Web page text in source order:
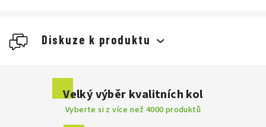
Diskuze k produktu
Přidat komentář
Velký výběr kvalitních kol
Vyberte si z více než 4000 produktů